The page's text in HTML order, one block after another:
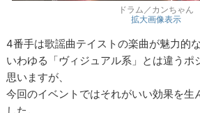
ドラム／カンちゃん
拡大画像表示
4番手は歌謡曲テイストの楽曲が魅力的な
いわゆる「ヴィジュアル系」とは違うポ
思いますが、
今回のイベントではそれがいい効果を生